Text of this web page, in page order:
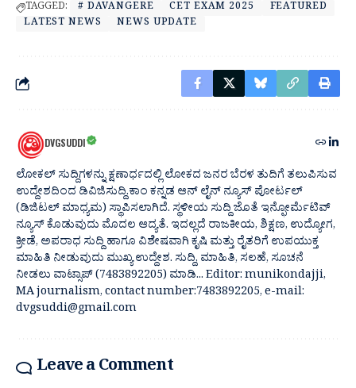
TAGGED: # DAVANGERE CET EXAM 2025
FEATURED
LATEST NEWS
NEWS UPDATE
DVGSUDDI
ಲೋಕಲ್ ಸುದ್ದಿಗಳನ್ನು ಕ್ಷಣಾರ್ಧದಲ್ಲಿ ಲೋಕದ ಜನರ ಬೆರಳ ತುದಿಗೆ ತಲುಪಿಸುವ
ಉದ್ದೇಶದಿಂದ ಡಿವಿಜಿಸುದ್ದಿ.ಕಾಂ ಕನ್ನಡ ಆನ್ ಲೈನ್ ನ್ಯೂಸ್ ಪೋರ್ಟಲ್
(ಡಿಜಿಟಲ್ ಮಾಧ್ಯಮ) ಸ್ಥಾಪಿಸಲಾಗಿದೆ. ಸ್ಥಳೀಯ ಸುದ್ದಿ ಜೊತೆ ಇನ್ಫೋರ್ಮೆಟಿವ್
ನ್ಯೂಸ್ ಕೊಡುವುದು ಮೊದಲ ಆದ್ಯತೆ. ಇದಲ್ಲದೆ ರಾಜಕೀಯ, ಶಿಕ್ಷಣ, ಉದ್ಯೋಗ,
ಕ್ರೀಡೆ, ಅಪರಾಧ ಸುದ್ದಿ ಹಾಗೂ ವಿಶೇಷವಾಗಿ ಕೃಷಿ ಮತ್ತು ರೈತರಿಗೆ ಉಪಯುಕ್ತ
ಮಾಹಿತಿ ನೀಡುವುದು ಮುಖ್ಯ ಉದ್ದೇಶ. ಸುದ್ದಿ, ಮಾಹಿತಿ, ಸಲಹೆ, ಸೂಚನೆ
ನೀಡಲು ವಾಟ್ಸಾಪ್ (7483892205) ಮಾಡಿ... Editor: munikondajji,
MA journalism, contact number:7483892205, e-mail:
dvgsuddi@gmail.com
Leave a Comment